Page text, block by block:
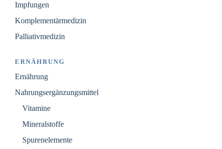
Impfungen
Komplementärmedizin
Palliativmedizin
ERNÄHRUNG
Ernährung
Nahrungsergänzungsmittel
Vitamine
Mineralstoffe
Spurenelemente